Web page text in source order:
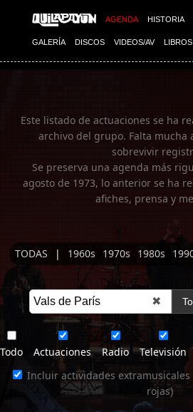
AGENDA HISTORIA
GALERÍA DISCOS VIDEOS/AV LIBROS
Imagen 01
Este listado de actuaciones se ha
archivo del grupo. Falta mucha
sobrevivir
Se preserva una agenda más
agosto de 1973, lo anterior se ha
afiches, prensa y
TODAS | 1960s 1970s 1980s
✖
Todo Actuaciones Radio Televisión
Incluir actividades extramusicales
rojas)